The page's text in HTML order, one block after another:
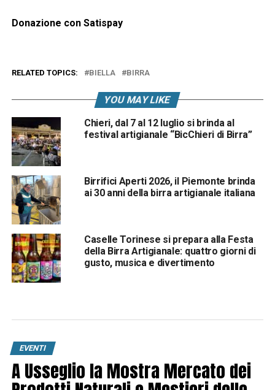
Donazione con Satispay
RELATED TOPICS: BIELLA BIRRA
YOU MAY LIKE
Chieri, dal 7 al 12 luglio si brinda al
festival artigianale “BicChieri di Birra”
Birrifici Aperti 2026, il Piemonte brinda
ai 30 anni della birra artigianale italiana
Caselle Torinese si prepara alla Festa
della Birra Artigianale: quattro giorni di
gusto, musica e divertimento
EVENTI
A Usseglio la Mostra Mercato dei